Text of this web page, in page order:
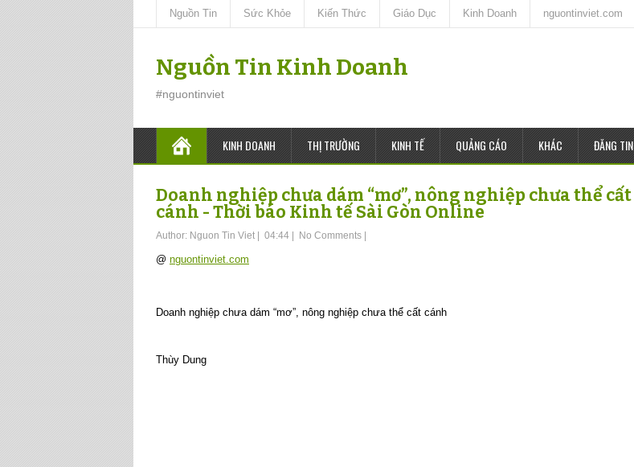
Nguồn Tin Sức Khỏe Kiến Thức Giáo Dục Kinh Doanh nguontinviet.com
Nguồn Tin Kinh Doanh
#nguontinviet
KINH DOANH THỊ TRƯỜNG KINH TẾ QUẢNG CÁO KHÁC ĐĂNG TIN
Doanh nghiệp chưa dám “mơ”, nông nghiệp chưa thể cất
cánh - Thời báo Kinh tế Sài Gòn Online
Author: Nguon Tin Viet 04:44 No Comments
@ nguontinviet.com
Doanh nghiệp chưa dám “mơ”, nông nghiệp chưa thể cất cánh
Thùy Dung